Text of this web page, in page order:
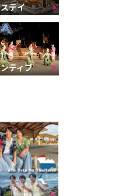
テイ
ティブ